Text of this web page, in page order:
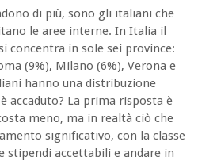
di più, sono gli italiani che
le aree interne. In Italia il
concentra in sole sei province:
(9%), Milano (6%), Verona e
hanno una distribuzione
accaduto? La prima risposta è
meno, ma in realtà ciò che
significativo, con la classe
stipendi accettabili e andare in